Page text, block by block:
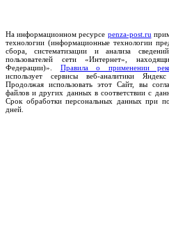
На информационном ресурсе penza-post.ru
технологии (информационные технологии
сбора, систематизации и анализа
пользователей сети «Интернет»,
Федерации)». Правила о применении
использует сервисы веб-аналитики
Продолжая использовать этот Сайт, вы
файлов и других данных в соответствии с
Срок обработки персональных данных при
дней.